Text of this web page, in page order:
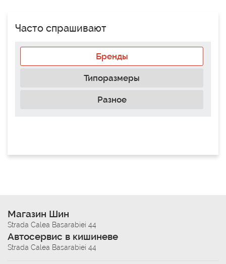
Часто спрашивают
Бренды
Типоразмеры
Разное
Магазин Шин
Strada Calea Basarabiei 44
Автосервис в кишиневе
Strada Calea Basarabiei 44